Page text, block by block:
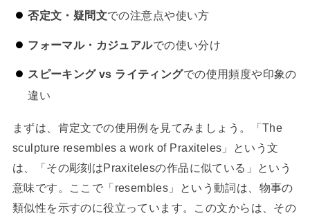
否定文・疑問文での注意点や使い方
フォーマル・カジュアルでの使い分け
スピーキング vs ライティングでの使用頻度や印象の
違い
まずは、肯定文での使用例を見てみましょう。「The
sculpture resembles a work of Praxiteles」という文
は、「その彫刻はPraxitelesの作品に似ている」という
意味です。ここで「resembles」という動詞は、物事の
類似性を示すのに役立っています。この文からは、その